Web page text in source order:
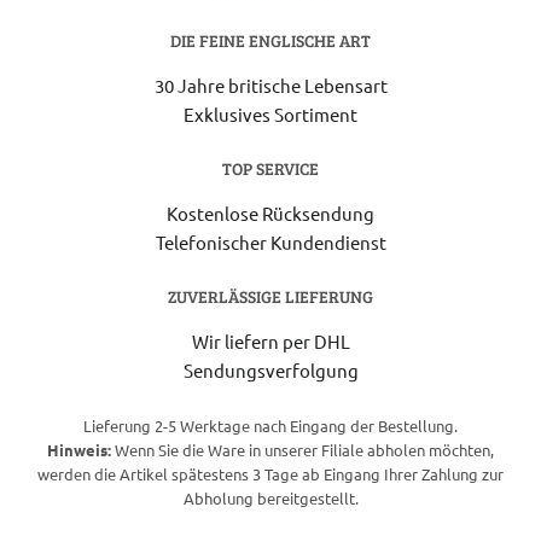
DIE FEINE ENGLISCHE ART
30 Jahre britische Lebensart
Exklusives Sortiment
TOP SERVICE
Kostenlose Rücksendung
Telefonischer Kundendienst
ZUVERLÄSSIGE LIEFERUNG
Wir liefern per DHL
Sendungsverfolgung
Lieferung 2-5 Werktage nach Eingang der Bestellung.
Hinweis:Wenn Sie die Ware in unserer Filiale abholen möchten,
werden die Artikel spätestens 3 Tage ab Eingang Ihrer Zahlung zur
Abholung bereitgestellt.